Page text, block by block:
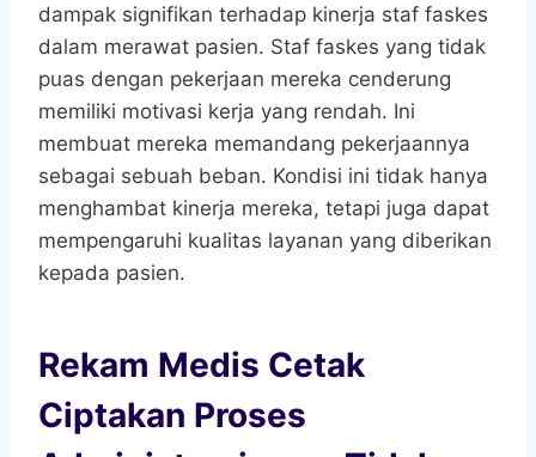
dampak signifikan terhadap kinerja staf faskes
dalam merawat pasien. Staf faskes yang tidak
puas dengan pekerjaan mereka cenderung
memiliki motivasi kerja yang rendah. Ini
membuat mereka memandang pekerjaannya
sebagai sebuah beban. Kondisi ini tidak hanya
menghambat kinerja mereka, tetapi juga dapat
mempengaruhi kualitas layanan yang diberikan
kepada pasien.
Rekam Medis Cetak
Ciptakan Proses